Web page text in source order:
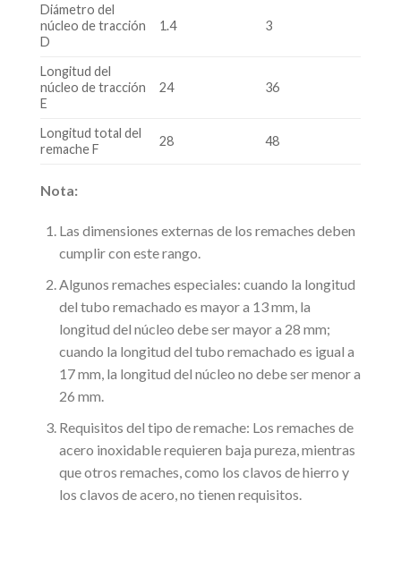
Diámetro del
núcleo de tracción
D
1.4 3
Longitud del
núcleo de tracción
E
24 36
Longitud total del
remache F
28 48
Nota:
Las dimensiones externas de los remaches deben
cumplir con este rango.
Algunos remaches especiales: cuando la longitud
del tubo remachado es mayor a 13 mm, la
longitud del núcleo debe ser mayor a 28 mm;
cuando la longitud del tubo remachado es igual a
17 mm, la longitud del núcleo no debe ser menor a
26 mm.
Requisitos del tipo de remache: Los remaches de
acero inoxidable requieren baja pureza, mientras
que otros remaches, como los clavos de hierro y
los clavos de acero, no tienen requisitos.